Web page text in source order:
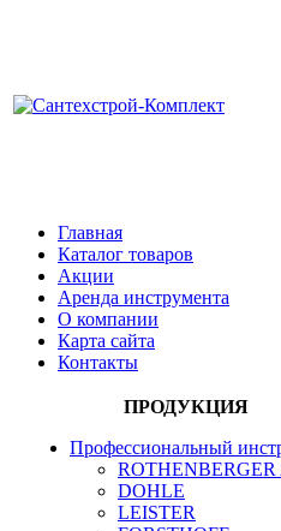
Главная
Каталог товаров
Акции
Аренда инструмента
О компании
Карта сайта
Контакты
ПРОДУКЦИЯ
Профессиональный
ROTHENBERGER
DOHLE
LEISTER